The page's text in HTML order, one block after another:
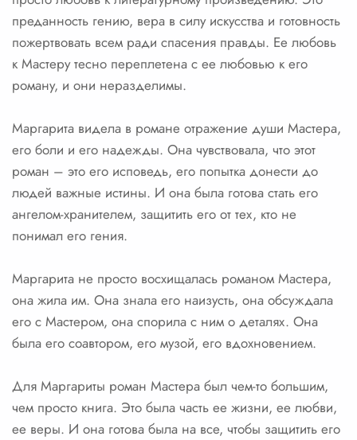
преданность гению, вера в силу искусства и готовность
пожертвовать всем ради спасения правды. Ее любовь
к Мастеру тесно переплетена с ее любовью к его
роману, и они неразделимы.
Маргарита видела в романе отражение души Мастера,
его боли и его надежды. Она чувствовала, что этот
роман – это его исповедь, его попытка донести до
людей важные истины. И она была готова стать его
ангелом-хранителем, защитить его от тех, кто не
понимал его гения.
Маргарита не просто восхищалась романом Мастера,
она жила им. Она знала его наизусть, она обсуждала
его с Мастером, она спорила с ним о деталях. Она
была его соавтором, его музой, его вдохновением.
Для Маргариты роман Мастера был чем-то большим,
чем просто книга. Это была часть ее жизни, ее любви,
ее веры. И она готова была на все, чтобы защитить его